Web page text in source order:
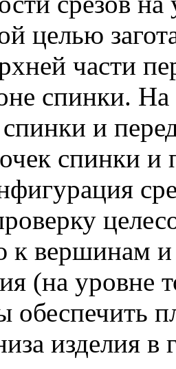
целью
части
спинки.
и
спинки и
к вершинам
(на уровне
обеспечить
изделия в